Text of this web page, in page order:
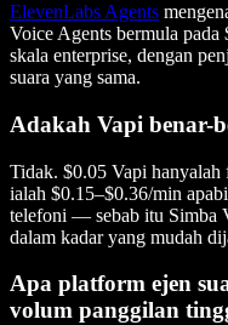
ElevenLabs Agents
Voice Agents bermula
skala enterprise, dengan
suara yang sama.
Adakah Vapi benar-
Tidak. $0.05 Vapi hanyalah
ialah $0.15–$0.36/min
telefoni — sebab itu Simba
dalam kadar yang mudah
Apa platform ejen
volum panggilan